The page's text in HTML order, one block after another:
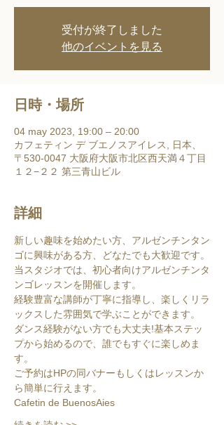
受付が終了しました
他のイベントを見る
日時・場所
04 may 2023, 19:00 – 20:00
カフェティン デ ブエノスアイレス, 日本、
〒530-0047 大阪府大阪市北区西天満４丁目
１２−２２ 第三青山ビル
詳細
新しい趣味を始めたい方、アルゼンチンタン
ゴに興味がある方、どなたでも大歓迎です。
当スタジオでは、初心者向けアルゼンチンタ
ンゴレッスンを開催します。
経験豊富な講師が丁寧に指導し、楽しくリラ
ックスした雰囲気で学ぶことができます。
ダンス経験がない方でも大丈夫!基本ステッ
プから始めるので、誰でもすぐに楽しめま
す。
ご予約はHPの同バナーもしくはレッスンか
ら簡単に行えます。
Cafetin de BuenosAies